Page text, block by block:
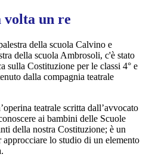
volta un re
della scuola Calvino e
della scuola Ambrosoli, c'è stato
sulla Costituzione per le classi 4° e
dalla compagnia teatrale
teatrale scritta dall’avvocato
ai bambini delle Scuole
della nostra Costituzione; è un
lo studio di un elemento